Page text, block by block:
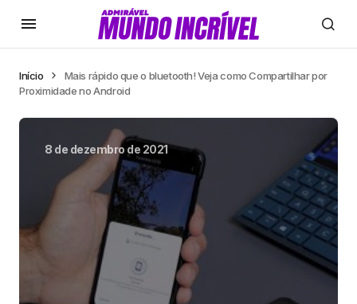
Início
Mais rápido que o bluetooth! Veja como Compartilhar por
Proximidade no Android
8 de dezembro de 2021